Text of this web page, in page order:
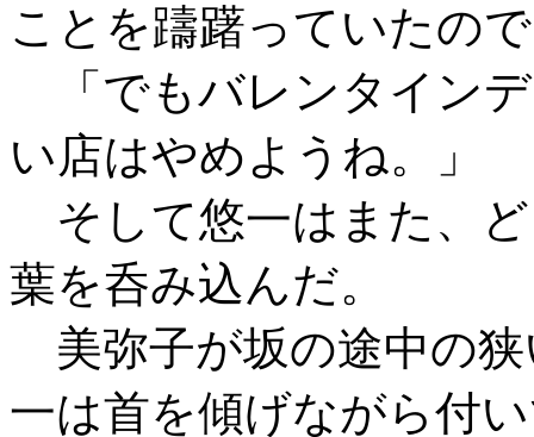
ことを躊躇っていたの
「でもバレンタイン
い店はやめようね。」
そして悠一はまた、
葉を呑み込んだ。
美弥子が坂の途中の
一は首を傾げながら付